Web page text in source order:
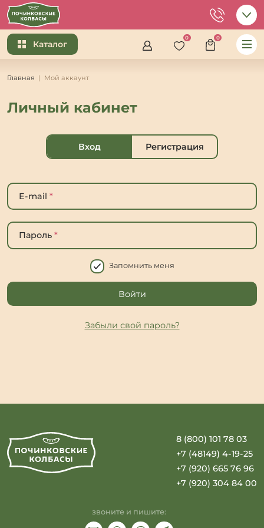
Каталог
0 0
Главная Мой аккаунт
Личный кабинет
Вход Регистрация
E-mail *
Пароль *
Запомнить меня
Войти
Забыли свой пароль?
E-mail*
8 (800) 101 78 03
+7 (48149) 4-19-25
+7 (920) 665 76 96
+7 (920) 304 84 00
звоните и пишите: